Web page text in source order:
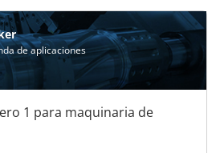
de aplicaciones
1 para maquinaria de